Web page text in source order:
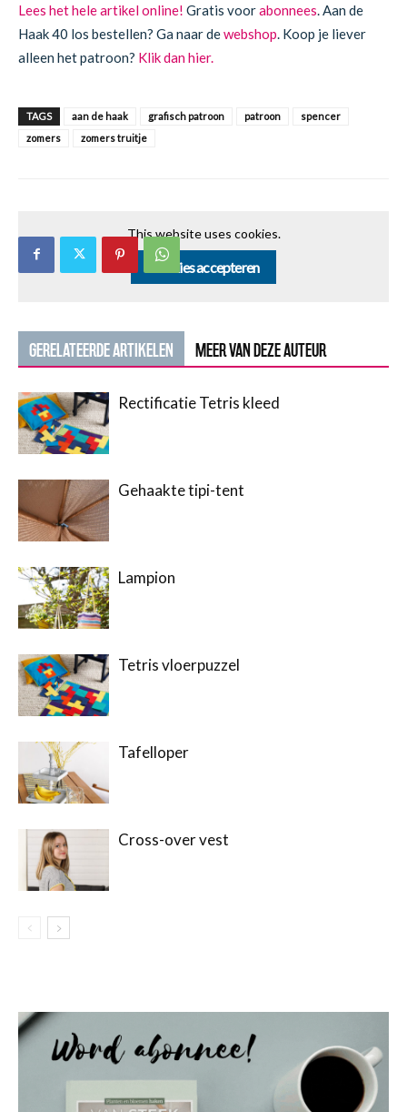
Lees het hele artikel online! Gratis voorabonnees . Aan de
Haak 40 los bestellen? Ga naar dewebshop . Koop je liever
alleen het patroon? Klik dan hier.
TAGS aan de haak grafisch patroon patroon
spencer
zomers
zomers truitje
This website uses cookies.
Cookies accepteren
GERELATEERDE ARTIKELEN MEER VAN DEZE AUTEUR
Rectificatie Tetris kleed
Gehaakte tipi-tent
Lampion
Tetris vloerpuzzel
Tafelloper
Cross-over vest